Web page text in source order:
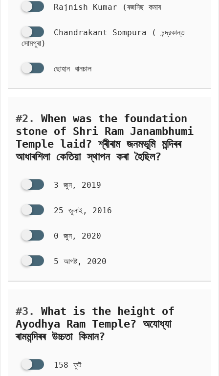
Rajnish Kumar (ৰজনিছ কমাৰ
Chandrakant Sompura ( চন্দ্রকান্ত
সোমপুৰা)
ছোহান বানচাল
#2.
When was the foundation
stone of Shri Ram Janambhumi
Temple laid? শ্ৰীৰাম জনমভূমি মন্দিৰৰ
আধাৰশিলা কেতিয়া স্থাপন কৰা হৈছিল?
3 জুন, 2019
25 জুলাই, 2016
0 জুন, 2020
5 আগষ্ট, 2020
#3.
What is the height of
Ayodhya Ram Temple? অযোধ্যা
ৰামমন্দিৰৰ উচ্চতা কিমান?
158 ফুট